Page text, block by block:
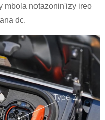
mbola notazonin'izy ireo
dc.